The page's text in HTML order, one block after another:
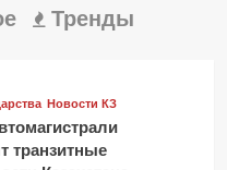
Тренды
Новости КЗ
транзитные